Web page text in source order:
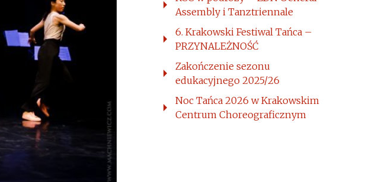
Assembly i Tanztriennale
6. Krakowski Festiwal Tańca –
PRZYNALEŻNOŚĆ
Zakończenie sezonu
edukacyjnego 2025/26
Noc Tańca 2026 w Krakowskim
Centrum Choreograficznym